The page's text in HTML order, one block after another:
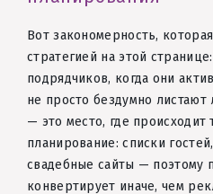
Вот закономерность,
стратегией на этой
подрядчиков, когда они
не просто бездумно листают
— это место, где происходит
планирование: списки
свадебные сайты — поэтому
конвертирует иначе, чем